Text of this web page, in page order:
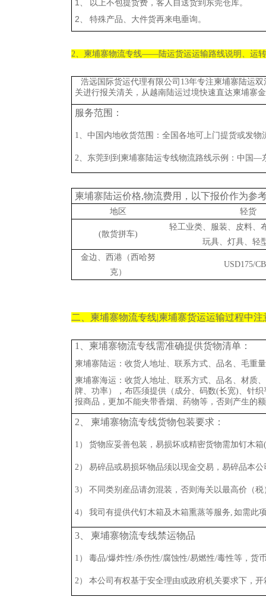
1、 以上不包提货费，客人自送货到东莞仓库。
2、 特殊产品、大件货再来电垂询。
2、柬埔寨物流专线——陆运货运运输路线说明、运
浩远国际货运代理有限公司13年专注柬埔寨陆运
关进行报关清关，从越南陆运过境快速直达柬埔寨
服务范围：
1、中国内地收货范围：全国各地可上门提货或发物
2、东莞到到柬埔寨陆运专线物流路线示例：中
柬埔寨陆运价格,物流费用，以下报价作为
地区 轻货
(散货拼车)
轻工业类、服装、皮料、
玩具、灯具、轻
金边、西港（西哈努
克）
USD175/
二、柬埔寨物流专线|柬埔寨货运运输过程中注
1、柬埔寨物流专线需准确提供货物清单：
柬埔寨陆运：收货人地址、联系方式、品名、毛重
柬埔寨海运：收货人地址、联系方式、品名、材质
牌、功率），布匹须提供（成分、码数(长宽)、针
报商品，更加不能夹带香烟、药物等，否则产生的
2、 柬埔寨物流专线货物包装要求：
1） 货物应妥善包装，易损坏或精密货物需加钉木
2） 易碎品或易损坏物品须以现金交易，易碎品本
3） 不同类别産品请勿混装，否则海关以最高价（税
4） 我司有提供代钉木箱及木箱熏蒸等服务, 如需此
3、 柬埔寨物流专线禁运物品
1） 毒品/爆炸性/杀伤性/腐蚀性/易燃性/毒性等，货
2） 本公司有权基于安全理由或政府机关要求下，